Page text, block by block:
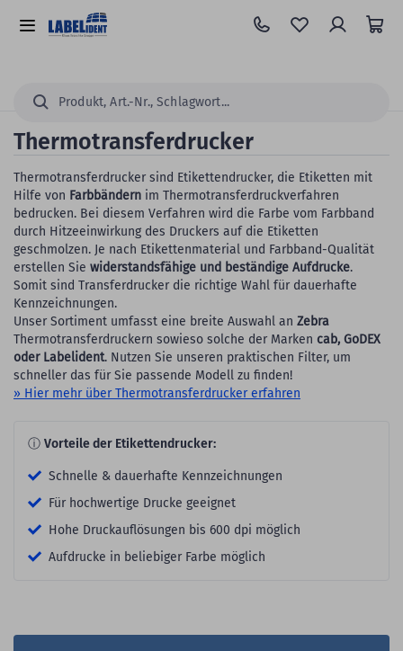
Hauptinhalt
springen
Alle
Suchen...
Thermotransferdrucker
Thermotransferdrucker sind Etikettendrucker, die Etiketten mit
Hilfe von Farbbändern im Thermotransferdruckverfahren
bedrucken. Bei diesem Verfahren wird die Farbe vom Farbband
durch Hitzeeinwirkung des Druckers auf die Etiketten
geschmolzen. Je nach Etikettenmaterial und Farbband-Qualität
erstellen Sie widerstandsfähige und beständige Aufdrucke.
Somit sind Transferdrucker die richtige Wahl für dauerhafte
Kennzeichnungen.
Unser Sortiment umfasst eine breite Auswahl an Zebra
Thermotransferdruckern sowieso solche der Marken cab, GoDEX
oder Labelident. Nutzen Sie unseren praktischen Filter, um
schneller das für Sie passende Modell zu finden!
» Hier mehr über Thermotransferdrucker erfahren
ⓘ Vorteile der Etikettendrucker:
Schnelle & dauerhafte Kennzeichnungen
Für hochwertige Drucke geeignet
Hohe Druckauflösungen bis 600 dpi möglich
Aufdrucke in beliebiger Farbe möglich